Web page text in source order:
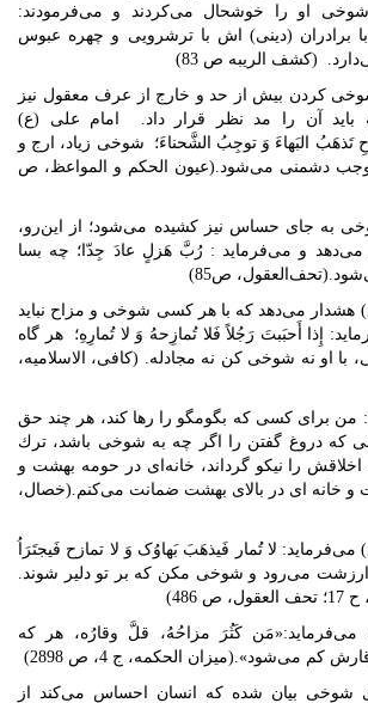
شوخى او را خوشحال مى‏‌كردند و مى‌‏فرمودند:
برادران (دينى) اش با ترشرويى و چهره عبوس
(کشف الریبه ص 83)
کردن بیش از حد و خارج از عرف معقول نیز
باید آن را مد نظر قرار داد. امام على (ع)
تَذهَبُ البَهاءَ وَ توجِبُ الشَّحناءَ؛ شوخى زياد، ارج و
دشمنى مى‌شود.(عیون الحکم و المواعظ، ص
به جای حساس نیز کشیده می‌شود؛ از این‌رو،
و می‌فرماید : رُبَّ هَزلٍ عادَ جِدّا؛ چه بسا
ص85)
هشدار می‌دهد که با هر کسی شوخی و مزاح نباید
إِذا أَحبَبتَ رَجُلاً فَلا تُمازِحهُ وَ لا تُمارِهِ؛ هر گاه
او نه شوخى كن نه مجادله. (كافى، الاسلامیه،
من براى كسى كه بگومگو را رها كند، هر چند حق
كه دروغ گفتن را اگر چه به شوخى باشد، ترك
را نيكو گرداند، خانه‌اى در حومه بهشت و
و خانه اى در بالاى بهشت ضمانت مى‌كنم.(خصال،
لا تُمار فَیذهَبَ بَهاوُک وَ لا تمازح فَیجتَرَاُ
می‌رود و شوخی مکن که بر تو دلیر شوند.
می‌فرماید:«مَن کَثُرَ مزاحُهُ، قلَّ وقارُه، هر که
می‌شود».(میزان الحکمه، ج 4، ص 2898)
شوخی بیان شده که انسان احساس می‌کند از